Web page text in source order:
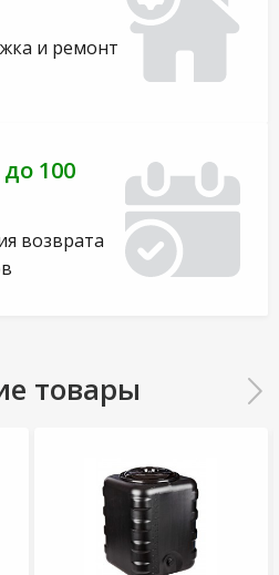
и ремонт
100
возврата
товары